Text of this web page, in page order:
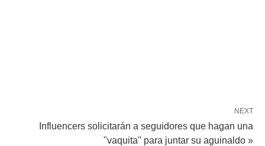
NEXT
Influencers solicitarán a seguidores que hagan una
"vaquita" para juntar su aguinaldo »